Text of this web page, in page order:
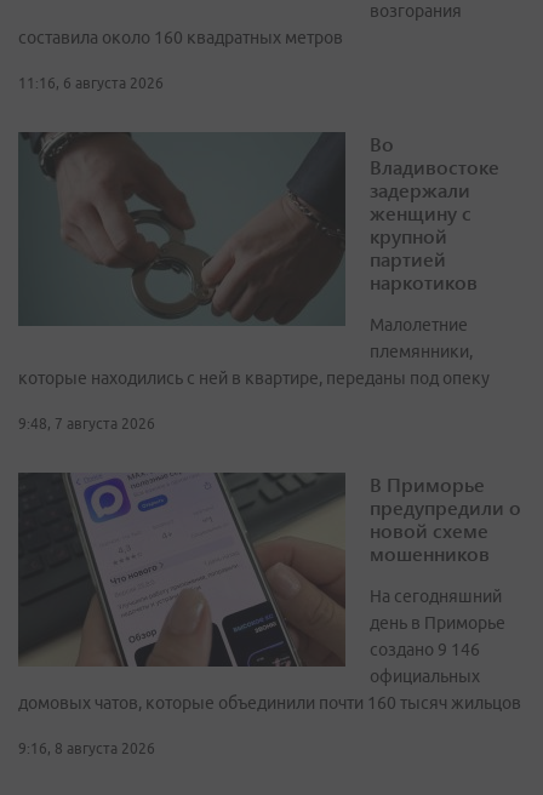
возгорания
составила около 160 квадратных метров
11:16, 6 августа 2026
Во
Владивостоке
задержали
женщину с
крупной
партией
наркотиков
Малолетние
племянники,
которые находились с ней в квартире, переданы под опеку
9:48, 7 августа 2026
В Приморье
предупредили о
новой схеме
мошенников
На сегодняшний
день в Приморье
создано 9 146
официальных
домовых чатов, которые объединили почти 160 тысяч жильцов
9:16, 8 августа 2026